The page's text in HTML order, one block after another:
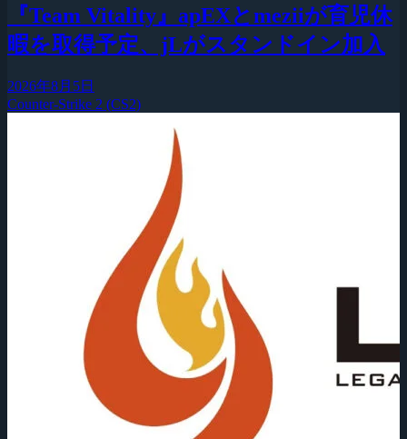
『Team Vitality』apEXとmeziiが育児休
暇を取得予定、jLがスタンドイン加入
2026年8月5日
Counter-Strike 2 (CS2)